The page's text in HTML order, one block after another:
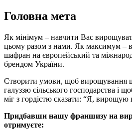
Головна мета
Як мінімум – навчити Вас
цьому разом з нами. Як максимум –
шафран на європейський та
брендом України.
Створити умови, щоб вирощування
галуззю сільського господарства і
міг з гордістю сказати: “Я,
Придбавши нашу франшизу на
отримуєте: